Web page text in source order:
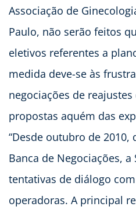
Associação de
Paulo, não serão feitos
eletivos referentes a
medida deve-se às
negociações de
propostas aquém das
“Desde outubro de
Banca de Negociações, a
tentativas de diálogo
operadoras. A principal